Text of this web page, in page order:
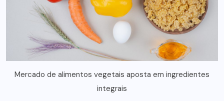
Mercado de alimentos vegetais aposta em ingredientes
integrais